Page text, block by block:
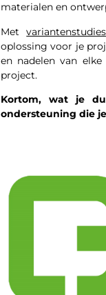
materialen en
Metvariantenstudies
oplossing voor je
en nadelen van
project.
Kortom, wat je
ondersteuning die